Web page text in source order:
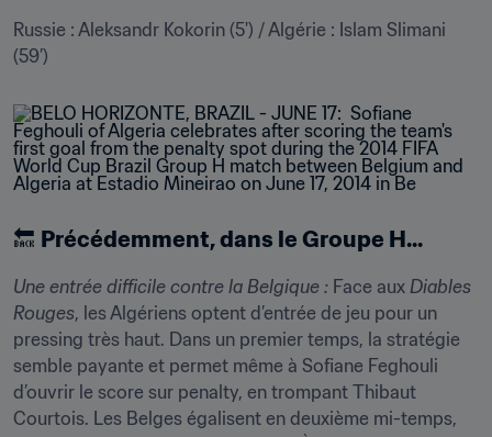
Russie : Aleksandr Kokorin (5') / Algérie : Islam Slimani
(59’)
🔙 Précédemment, dans le Groupe H...
Une entrée difficile contre la Belgique : Face aux Diables
Rouges, les Algériens optent d’entrée de jeu pour un
pressing très haut. Dans un premier temps, la stratégie
semble payante et permet même à Sofiane Feghouli
d’ouvrir le score sur penalty, en trompant Thibaut
Courtois. Les Belges égalisent en deuxième mi-temps,